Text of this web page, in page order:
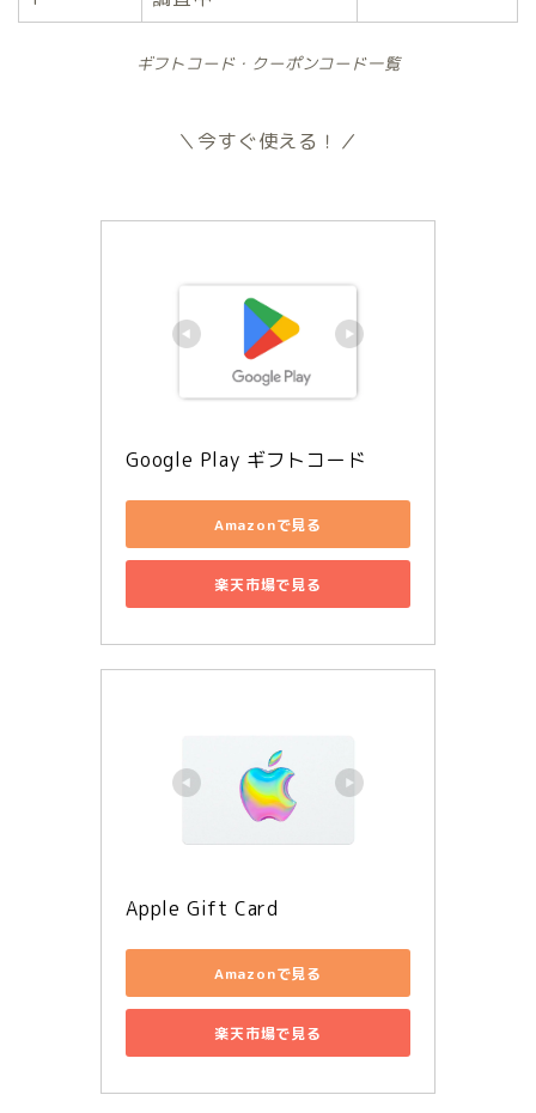
ギフトコード・クーポンコード一覧
＼今すぐ使える！／
Google Play ギフトコード
Amazonで見る
楽天市場で見る
Apple Gift Card
Amazonで見る
楽天市場で見る